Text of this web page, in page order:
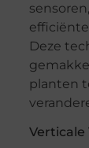
Deze
planten
Verticale